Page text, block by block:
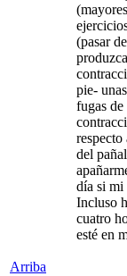
(pasar
pie-
fugas
del
día si mi
Incluso
cuatro
esté en
Arriba